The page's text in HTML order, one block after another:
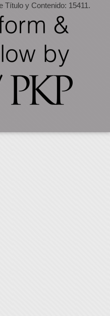
Título y Contenido: 15411.